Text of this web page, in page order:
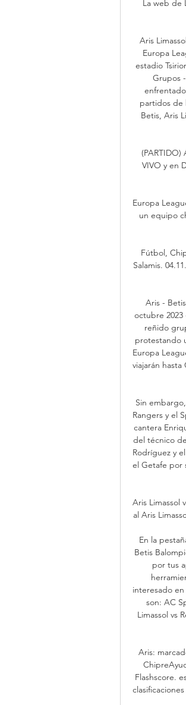
La web de
Aris
Europa
estadio
Grupos
partidos de
Betis, Aris
VIVO y en
Europa
un equipo
Fútbol,
Salamis.
Aris -
octubre 2023
reñido
protestando
Europa
viajarán
Sin
Rangers y el
cantera
del técnico
Rodríguez y
el Getafe por
Aris Limassol
al Aris
En la
Betis
por tus
interesado
son: AC
Limassol vs
Aris:
Flashscore.